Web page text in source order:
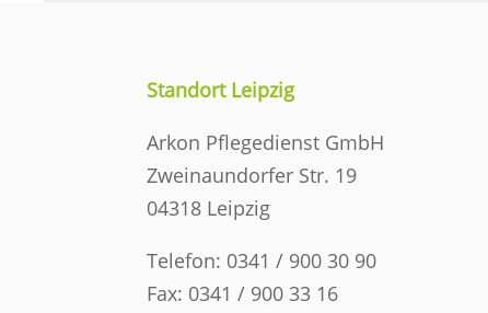
Standort Leipzig
Arkon Pflegedienst GmbH
Zweinaundorfer Str. 19
04318 Leipzig
Telefon: 0341 / 900 30 90
Fax: 0341 / 900 33 16